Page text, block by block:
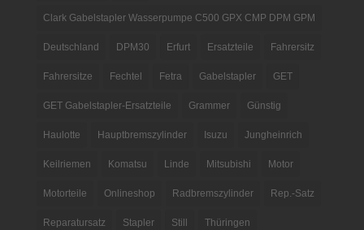
Clark Gabelstapler Wasserpumpe C500 GPX CMP DPM GPM
Deutschland DPM30 Erfurt Ersatzteile Fahrersitz
Fahrersitze Fechtel Fetra Gabelstapler GET
GET Gabelstapler-Ersatzteile Grammer Günstig
Haulotte Hauptbremszylinder Isuzu Jungheinrich
Keilriemen Komatsu Linde Mitsubishi Motor
Motorteile Onlineshop Radbremszylinder Rep.-Satz
Reparatursatz Stapler Still Thüringen